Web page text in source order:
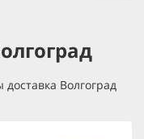
доставка Волгоград